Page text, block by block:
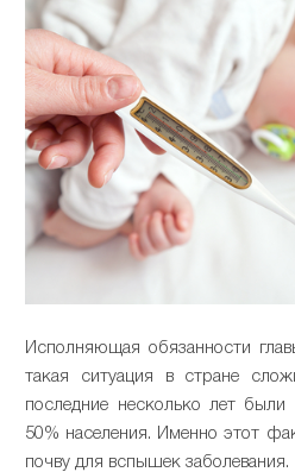
Исполняющая обязанности
такая ситуация в стране
последние несколько лет
50% населения. Именно этот
почву для вспышек заболевания.